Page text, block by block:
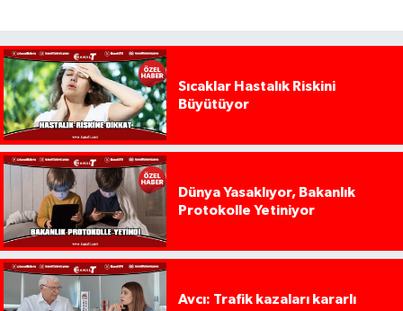
Sıcaklar Hastalık Riskini
Büyütüyor
Dünya Yasaklıyor, Bakanlık
Protokolle Yetiniyor
Avcı: Trafik kazaları kararlı